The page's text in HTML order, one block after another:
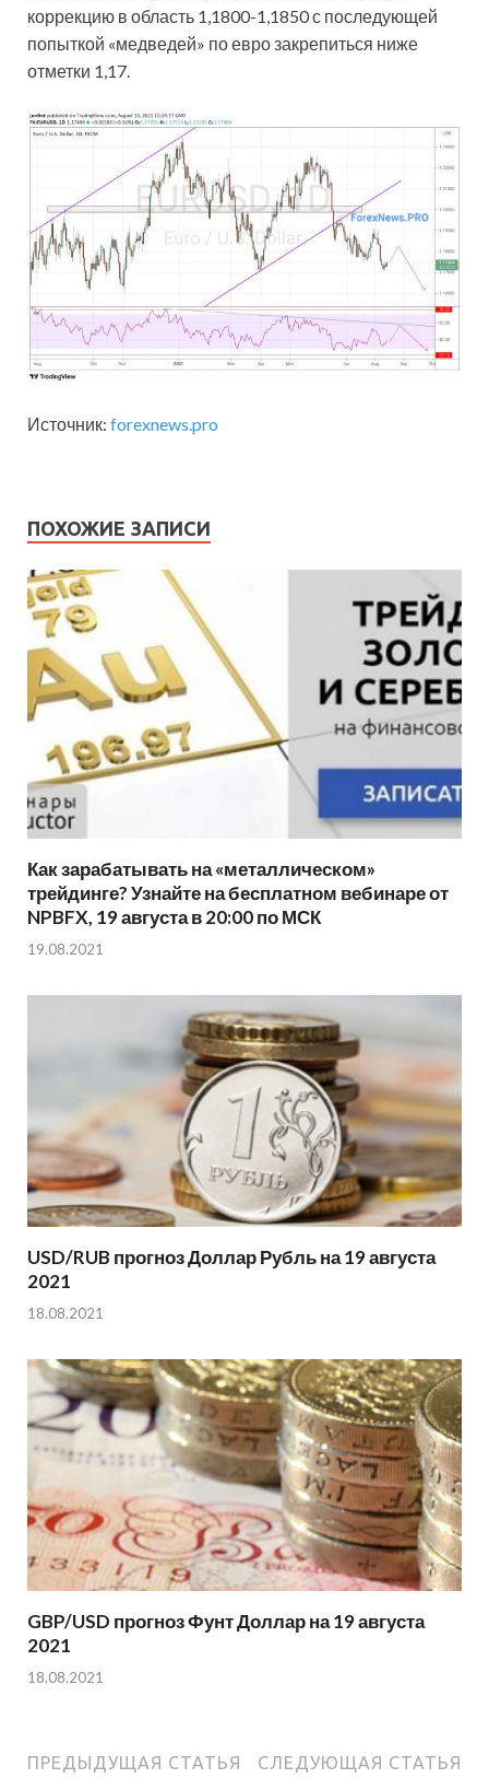
коррекцию в область 1,1800-1,1850 с последующей
попыткой «медведей» по евро закрепиться ниже
отметки 1,17.
Источник: forexnews.pro
ПОХОЖИЕ ЗАПИСИ
Как зарабатывать на «металлическом»
трейдинге? Узнайте на бесплатном вебинаре от
NPBFX, 19 августа в 20:00 по МСК
19.08.2021
USD/RUB прогноз Доллар Рубль на 19 августа
2021
18.08.2021
GBP/USD прогноз Фунт Доллар на 19 августа
2021
18.08.2021
ПРЕДЫДУЩАЯ СТАТЬЯ СЛЕДУЮЩАЯ СТАТЬЯ